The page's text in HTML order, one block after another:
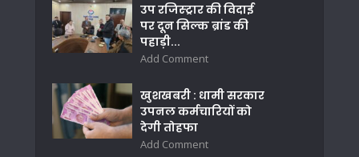
उप रजिस्ट्रार की विदाई
पर दून सिल्क ब्रांड की
पहाड़ी...
Add Comment
खुशखबरी : धामी सरकार
उपनल कर्मचारियों को
देगी तोहफा
Add Comment